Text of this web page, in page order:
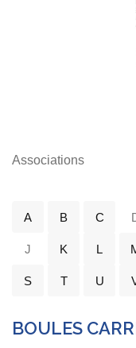
Associations
A B C
J K L
S T U
BOULES